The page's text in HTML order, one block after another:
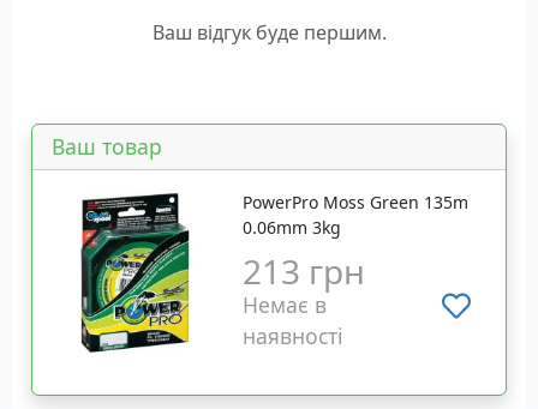
Ваш відгук буде першим.
Ваш товар
PowerPro Moss Green 135m
0.06mm 3kg
213 грн
Немає в
наявності